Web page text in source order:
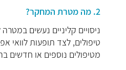
2. מה מטרת המחקר?
ניסויים קליניים נעשים
טיפולים, לצד תופעות לוואי
מטיפולים נוספים או חדשים